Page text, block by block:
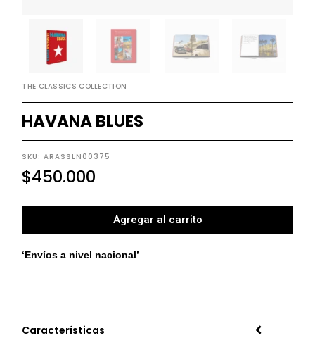
THE CLASSICS COLLECTION
HAVANA BLUES
SKU: ARASSLN00375
$450.000
Agregar al carrito
‘Envíos a nivel nacional’
Características